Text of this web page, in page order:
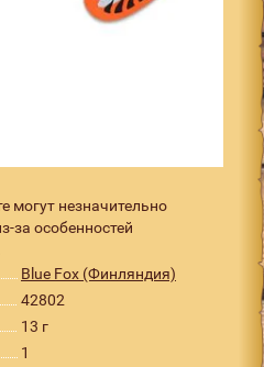
могут незначительно
за особенностей
Blue Fox (Финляндия)
42802
13 г
1